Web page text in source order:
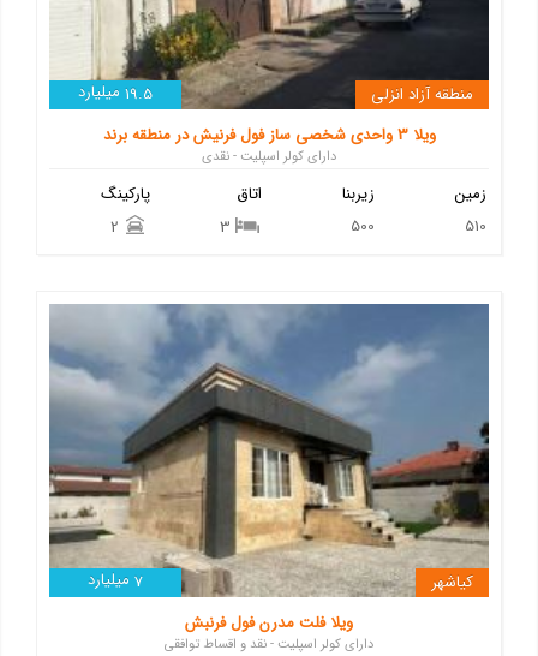
19.5 میلیارد
منطقه آزاد انزلی
ویلا 3 واحدی شخصی ساز فول فرنیش در منطقه برند
دارای کولر اسپلیت - نقدی
پارکینگ
اتاق
3
زیربنا
500
زمین
510
7 میلیارد
کیاشهر
ویلا فلت مدرن فول فرنبش
دارای کولر اسپلیت - نقد و اقساط توافقی